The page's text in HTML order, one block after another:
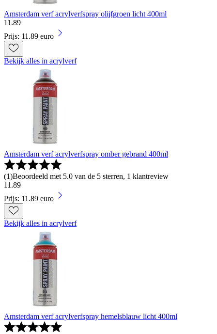
Amsterdam verf acrylverfspray olijfgroen licht 400ml
11 .89
Prijs: 11.89 euro
Bekijk alles in acrylverf
Amsterdam verf acrylverfspray omber gebrand 400ml
(1)Beoordeeld met 5.0 van de 5 sterren, 1 klantreview
11 .89
Prijs: 11.89 euro
Bekijk alles in acrylverf
Amsterdam verf acrylverfspray hemelsblauw licht 400ml